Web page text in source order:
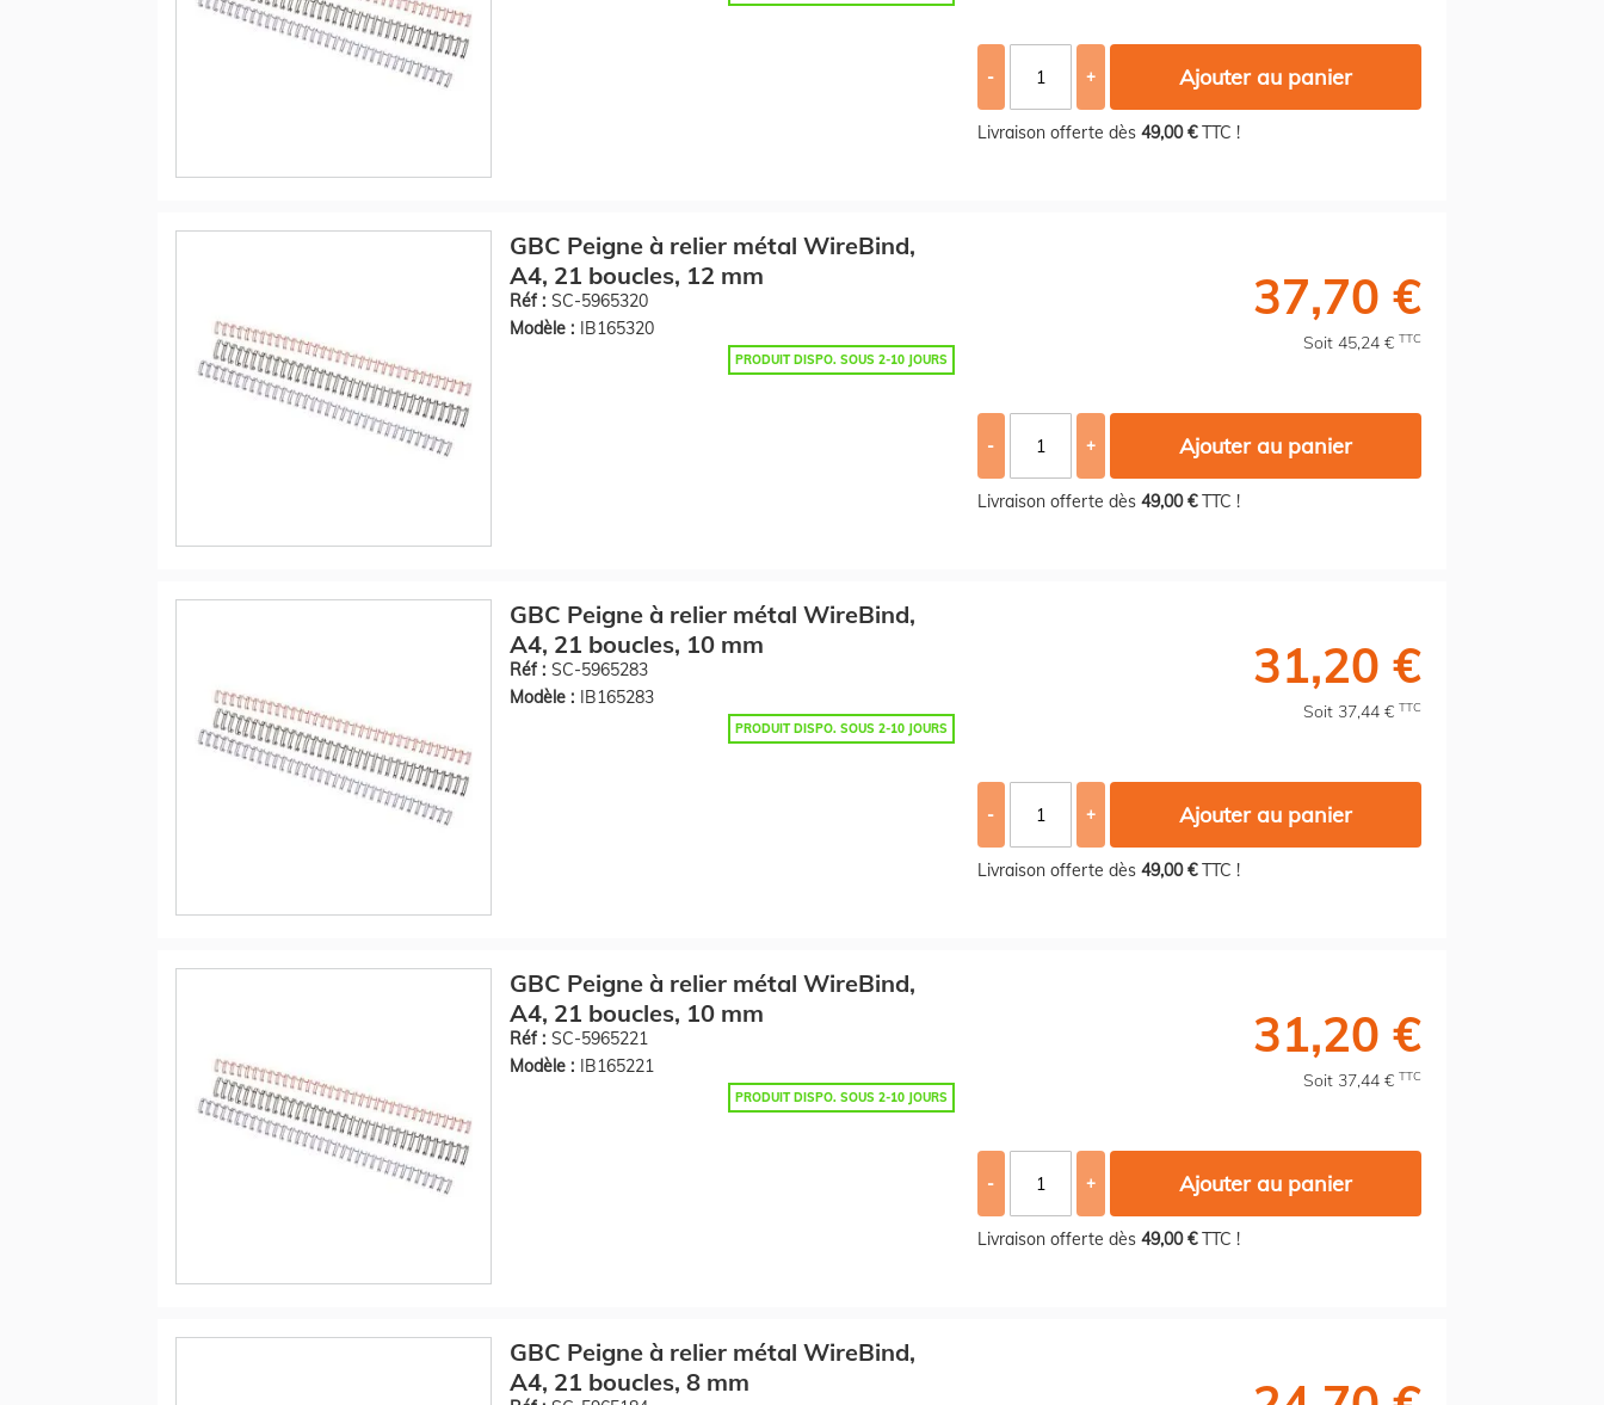
- + Ajouter au panier
Livraison offerte dès 49,00 €TTC !
GBC Peigne à relier métal WireBind,
A4, 21 boucles, 12 mm
Réf : SC-5965320
Modèle : IB165320
PRODUIT DISPO. SOUS 2-10 JOURS
37,70 €
Soit 45,24 € TTC
- + Ajouter au panier
Livraison offerte dès 49,00 €TTC !
GBC Peigne à relier métal WireBind,
A4, 21 boucles, 10 mm
Réf : SC-5965283
Modèle : IB165283
PRODUIT DISPO. SOUS 2-10 JOURS
31,20 €
Soit 37,44 € TTC
- + Ajouter au panier
Livraison offerte dès 49,00 €TTC !
GBC Peigne à relier métal WireBind,
A4, 21 boucles, 10 mm
Réf : SC-5965221
Modèle : IB165221
PRODUIT DISPO. SOUS 2-10 JOURS
31,20 €
Soit 37,44 € TTC
- + Ajouter au panier
Livraison offerte dès 49,00 €TTC !
GBC Peigne à relier métal WireBind,
A4, 21 boucles, 8 mm